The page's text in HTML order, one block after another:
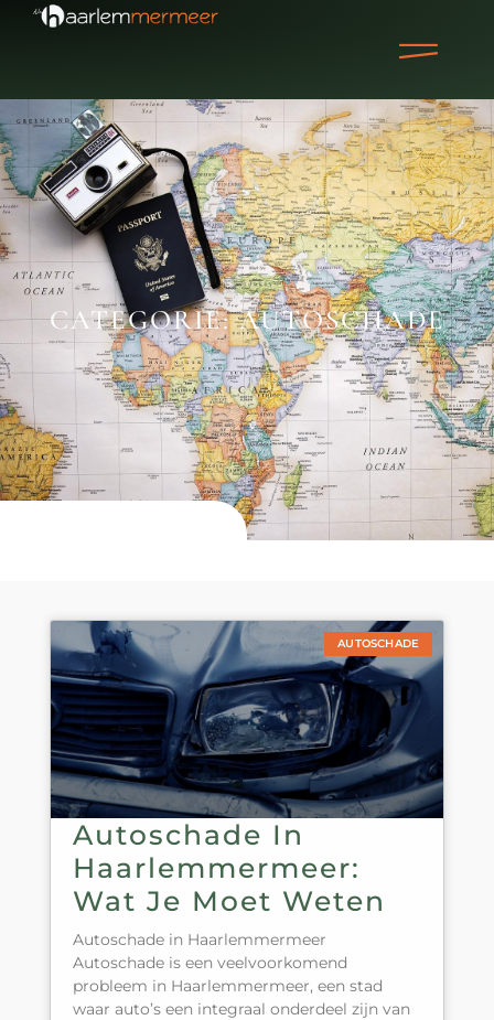
CATEGORIE: AUTOSCHADE
AUTOSCHADE
Autoschade In
Haarlemmermeer:
Wat Je Moet Weten
Autoschade in Haarlemmermeer
Autoschade is een veelvoorkomend
probleem in Haarlemmermeer, een stad
waar auto’s een integraal onderdeel zijn van